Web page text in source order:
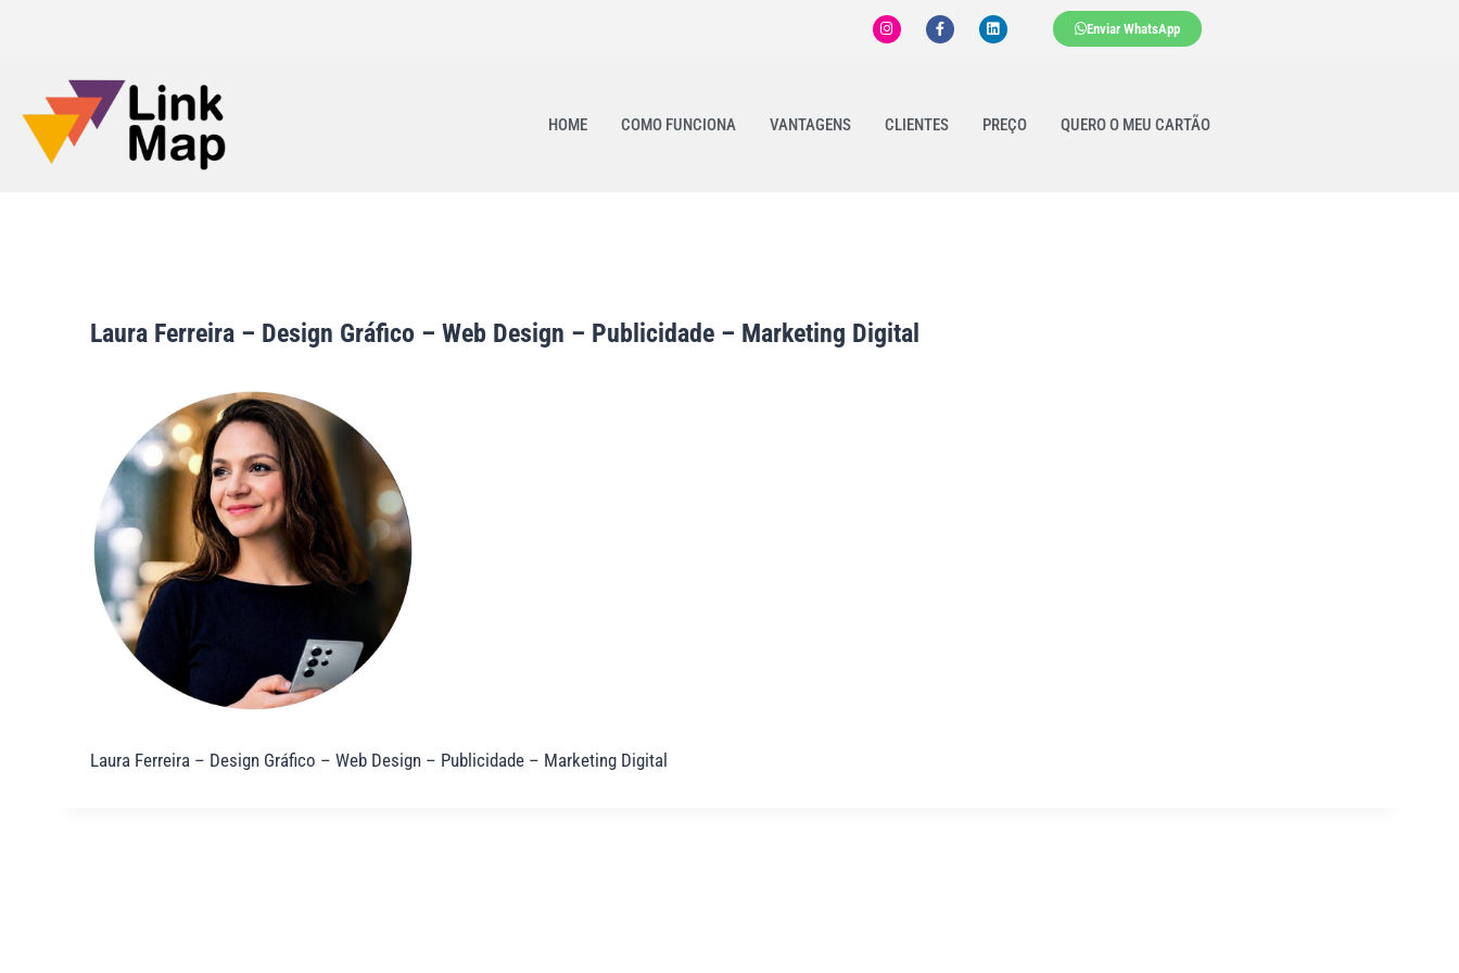
Enviar WhatsApp
HOME COMO FUNCIONA VANTAGENS CLIENTES PREÇO QUERO O MEU CARTÃO
Laura Ferreira – Design Gráfico – Web Design – Publicidade – Marketing Digital
Laura Ferreira – Design Gráfico – Web Design – Publicidade – Marketing Digital